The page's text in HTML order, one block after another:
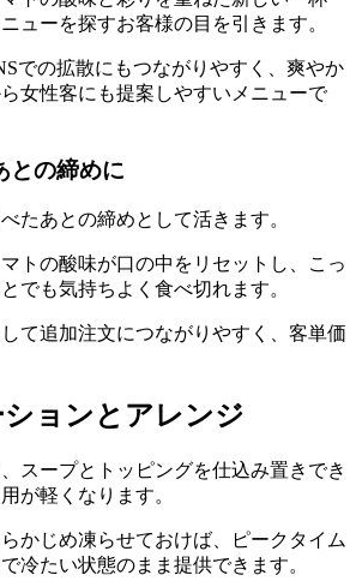
ューを探すお客様の目を引きます。
での拡散にもつながりやすく、爽やか
女性客にも提案しやすいメニューで
との締めに
たあとの締めとして活きます。
トの酸味が口の中をリセットし、こっ
でも気持ちよく食べ切れます。
て追加注文につながりやすく、客単価
ョンとアレンジ
スープとトッピングを仕込み置きでき
が軽くなります。
かじめ凍らせておけば、ピークタイム
冷たい状態のまま提供できます。